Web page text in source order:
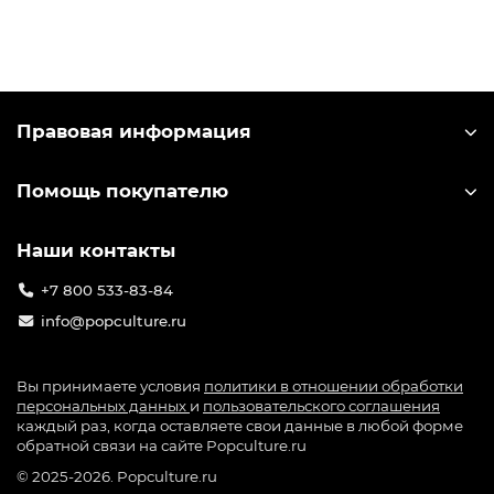
коллекционных фигурок. Узнать лицензионный
наклейке на упаковке.
Правовая информация
Помощь покупателю
Наши контакты
+7 800 533-83-84
info@popculture.ru
Вы принимаете условия политики в отношении обработки
персональных данных и пользовательского соглашения
каждый раз, когда оставляете свои данные в любой форме
обратной связи на сайте Popculture.ru
© 2025-2026. Popculture.ru